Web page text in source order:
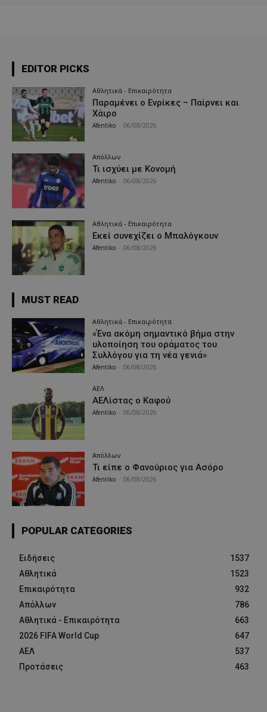
EDITOR PICKS
Αθλητικά - Επικαιρότητα
Παραμένει ο Ενρίκες – Παίρνει και
Χάιρο
Afentiko 06/08/2026
Απόλλων
Τι ισχύει με Κονομή
Afentiko 06/08/2026
Αθλητικά - Επικαιρότητα
Εκεί συνεχίζει ο Μπαλόγκουν
Afentiko 06/08/2026
MUST READ
Αθλητικά - Επικαιρότητα
«Ένα ακόμη σημαντικό βήμα στην
υλοποίηση του οράματος του
Συλλόγου για τη νέα γενιά»
Afentiko 06/08/2026
ΑΕΛ
ΑΕΛίστας ο Καφού
Afentiko 06/08/2026
Απόλλων
Τι είπε ο Φανούριος για Ασόρο
Afentiko 06/08/2026
POPULAR CATEGORIES
Ειδήσεις
1537
Αθλητικά
1523
Επικαιρότητα
932
Απόλλων
786
Αθλητικά - Επικαιρότητα
663
2026 FIFA World Cup
647
ΑΕΛ
537
Προτάσεις
463